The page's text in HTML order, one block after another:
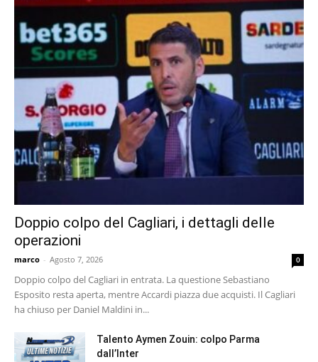
Doppio colpo del Cagliari, i dettagli delle
operazioni
marco - Agosto 7, 2026 0
Doppio colpo del Cagliari in entrata. La questione Sebastiano
Esposito resta aperta, mentre Accardi piazza due acquisti. Il Cagliari
ha chiuso per Daniel Maldini in...
Talento Aymen Zouin: colpo Parma
dall’Inter